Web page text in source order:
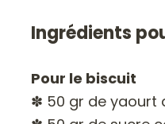
Ingrédients
Pour le biscuit
✽ 50 gr de yaourt